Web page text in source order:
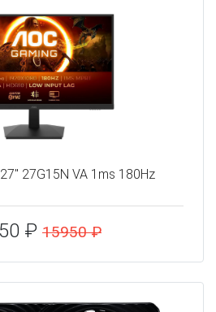
27G15N VA 1ms 180Hz
₽ 15950 ₽